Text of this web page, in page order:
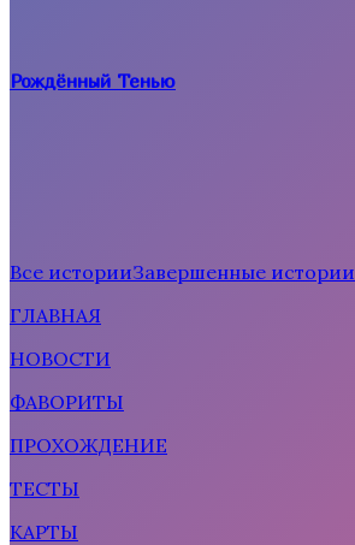
Рождённый Тенью
Все историиЗавершенные истории
ГЛАВНАЯ
НОВОСТИ
ФАВОРИТЫ
ПРОХОЖДЕНИЕ
ТЕСТЫ
КАРТЫ